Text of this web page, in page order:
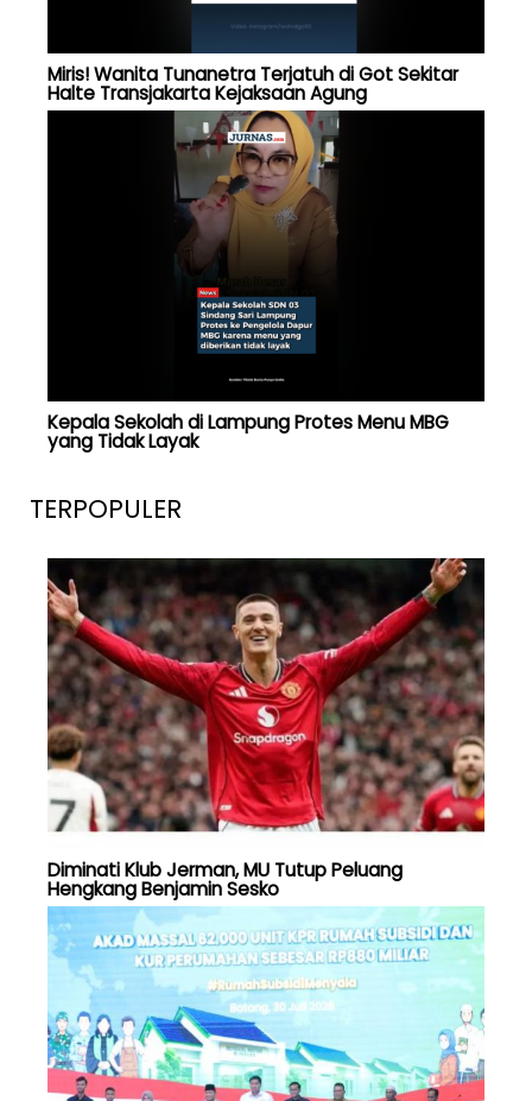
Miris! Wanita Tunanetra Terjatuh di Got Sekitar
Halte Transjakarta Kejaksaan Agung
Kepala Sekolah di Lampung Protes Menu MBG
yang Tidak Layak
TERPOPULER
Diminati Klub Jerman, MU Tutup Peluang
Hengkang Benjamin Sesko